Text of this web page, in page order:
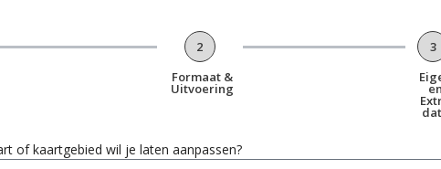
2
Formaat &
Uitvoering
3
en
of kaartgebied wil je laten aanpassen?